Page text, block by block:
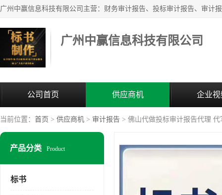
广州中赢信息科技有限公司
公司首页 供应商机 企业视
当前位置： 首页 > 供应商机 > 审计报告 > 佛山代做投标审计报告代理 代
产品分类 Product
标书